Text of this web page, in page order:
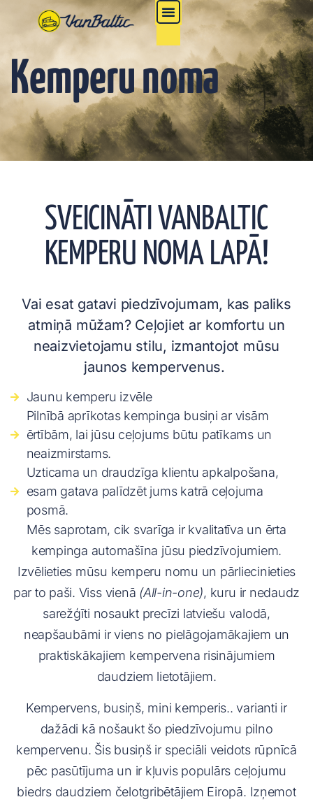
Kemperu noma
SVEICINĀTI VANBALTIC
KEMPERU NOMA LAPĀ!
Vai esat gatavi piedzīvojumam, kas paliks
atmiņā mūžam? Ceļojiet ar komfortu un
neaizvietojamu stilu, izmantojot mūsu
jaunos kempervenus.
Jaunu kemperu izvēle
Pilnībā aprīkotas kempinga busiņi ar visām
ērtībām, lai jūsu ceļojums būtu patīkams un
neaizmirstams.
Uzticama un draudzīga klientu apkalpošana,
esam gatava palīdzēt jums katrā ceļojuma
posmā.
Mēs saprotam, cik svarīga ir kvalitatīva un ērta
kempinga automašīna jūsu piedzīvojumiem.
Izvēlieties mūsu kemperu nomu un pārliecinieties
par to paši. Viss vienā (All-in-one), kuru ir nedaudz
sarežģīti nosaukt precīzi latviešu valodā,
neapšaubāmi ir viens no pielāgojamākajiem un
praktiskākajiem kempervena risinājumiem
daudziem lietotājiem.
Kempervens, busiņš, mini kemperis.. varianti ir
dažādi kā nošaukt šo piedzīvojumu pilno
kempervenu. Šis busiņš ir speciāli veidots rūpnīcā
pēc pasūtījuma un ir kļuvis populārs ceļojumu
biedrs daudziem čelotgribētājiem Eiropā. Izņemot